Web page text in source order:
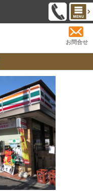
お問合せ